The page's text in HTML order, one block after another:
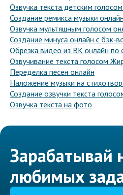
Озвучка текста детским
Создание ремикса музыки онлайн
Озвучка мультяшным голосом
Создание минуса онлайн с бэк-
Обрезка видео из ВК онлайн по
Озвучивание текста голосом
Переделка песен онлайн
Наложение музыки на
Создание озвучки текста
Озвучка текста на фото
Зарабатывай
любимых